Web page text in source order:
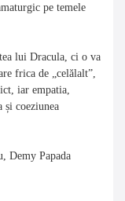
pe temele
lui Dracula, ci o va
frica de „celălalt”,
iar empatia,
și coeziunea
Demy Papada